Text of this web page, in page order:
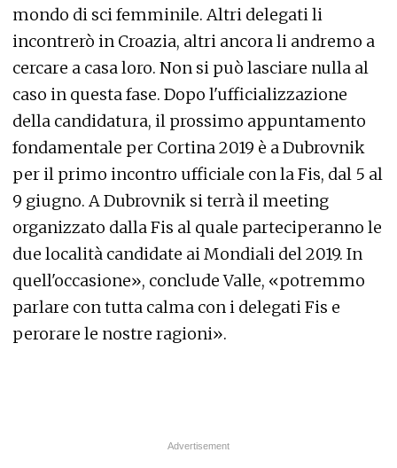
mondo di sci femminile. Altri delegati li
incontrerò in Croazia, altri ancora li andremo a
cercare a casa loro. Non si può lasciare nulla al
caso in questa fase. Dopo l'ufficializzazione
della candidatura, il prossimo appuntamento
fondamentale per Cortina 2019 è a Dubrovnik
per il primo incontro ufficiale con la Fis, dal 5 al
9 giugno. A Dubrovnik si terrà il meeting
organizzato dalla Fis al quale parteciperanno le
due località candidate ai Mondiali del 2019. In
quell'occasione», conclude Valle, «potremmo
parlare con tutta calma con i delegati Fis e
perorare le nostre ragioni».